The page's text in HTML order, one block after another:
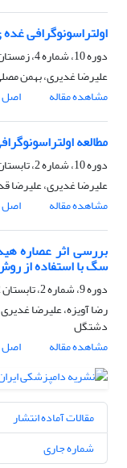
اولتراسونوگرافی
دوره 10، شماره 4، زمستان 1393، صفحه
علیرضا غدیری، بهمن
مشاهده مقاله
اصل
مطالعه
دوره 10، شماره 2، تابستان 1393، صفحه
علیرضا غدیری، علیرضا
مشاهده مقاله
اصل
بررسی اثر عصاره
سگ با استفاده از
دوره 9، شماره 2، تابستان 1392، صفحه
رضا آویزه، علیرضا
دشتگل
مشاهده مقاله
اصل
مقالات آماده انتشار
شماره جاری